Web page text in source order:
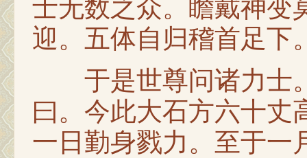
士无数之众。瞻戴神变
迎。五体自归稽首足下
于是世尊问诸力士
曰。今此大石方六十丈
一日勤身戮力。至于一